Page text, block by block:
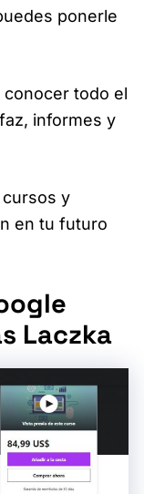
ponerle
todo el
informes y
y
en tu futuro
Laczka